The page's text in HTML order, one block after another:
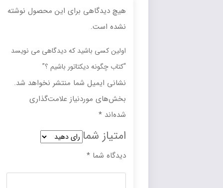
هیچ دیدگاهی برای این محصول نوشته
نشده است.
اولین کسی باشید که دیدگاهی می نویسد
“کتاب چگونه دیکتاتور باشیم ؟”
نشانی ایمیل شما منتشر نخواهد شد.
بخش‌های موردنیاز علامت‌گذاری
*
امتیاز شما
دیدگاه شما*